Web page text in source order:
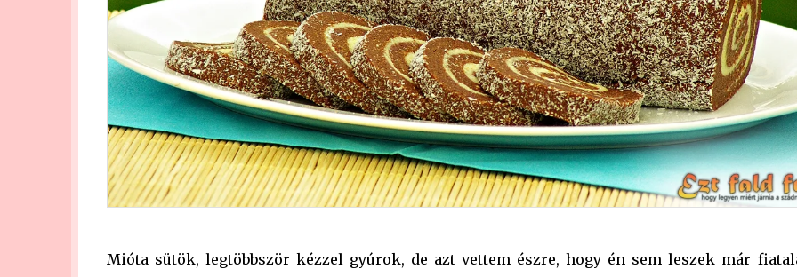
Mióta sütök, legtöbbször kézzel gyúrok, de azt vettem észre, hogy én sem leszek már